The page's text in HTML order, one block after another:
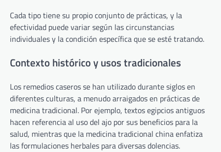
Cada tipo tiene su propio conjunto de prácticas, y la
efectividad puede variar según las circunstancias
individuales y la condición específica que se esté tratando.
Contexto histórico y usos tradicionales
Los remedios caseros se han utilizado durante siglos en
diferentes culturas, a menudo arraigados en prácticas de
medicina tradicional. Por ejemplo, textos egipcios antiguos
hacen referencia al uso del ajo por sus beneficios para la
salud, mientras que la medicina tradicional china enfatiza
las formulaciones herbales para diversas dolencias.